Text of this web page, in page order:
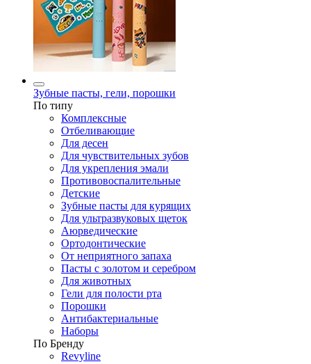
Зубные пасты, гели, порошки
По типу
Комплексные
Отбеливающие
Для десен
Для чувствительных зубов
Для укрепления эмали
Противовоспалительные
Детские
Зубные пасты для курящих
Для ультразвуковых щеток
Аюрведические
Ортодонтические
От неприятного запаха
Пасты с золотом и серебром
Для животных
Гели для полости рта
Порошки
Антибактериальные
Наборы
По Бренду
Revyline